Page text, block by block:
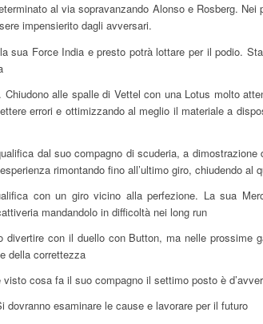
al via sopravanzando Alonso e Rosberg. Nei
impensierito dagli avversari.
sua Force India e presto potrà lottare per il podio.
. Chiudono alle spalle di Vettel con una Lotus molto
errori e ottimizzando al meglio il materiale a
dal suo compagno di scuderia, a
rimontando fino all’ultimo giro, chiudendo al
con un giro vicino alla perfezione. La sua
mandandolo in difficoltà nei long run
con il duello con Button, ma nelle prossime
della correttezza
cosa fa il suo compagno il settimo posto è
dovranno esaminare le cause e lavorare per il futuro